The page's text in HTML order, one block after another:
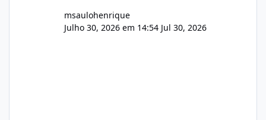
msaulohenrique
Julho 30, 2026 em 14:54 Jul 30, 2026